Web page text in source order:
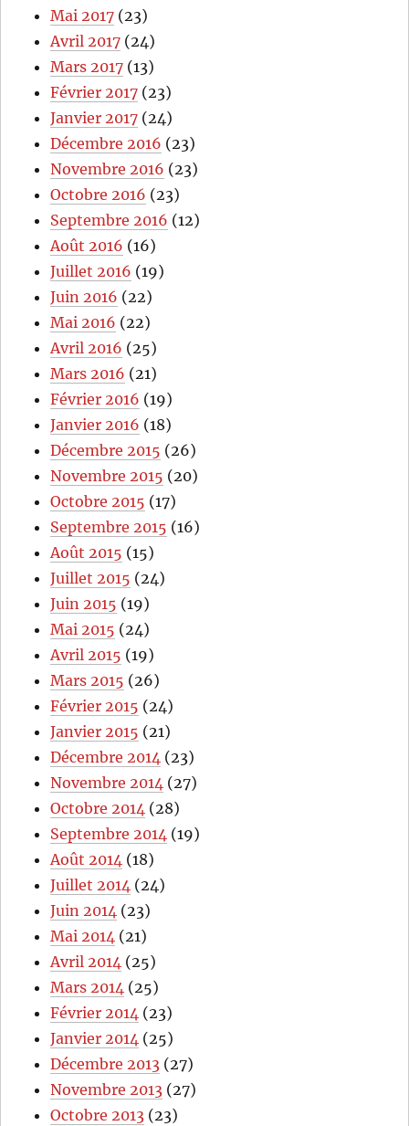
Mai 2017 (23)
Avril 2017 (24)
Mars 2017 (13)
Février 2017 (23)
Janvier 2017 (24)
Décembre 2016 (23)
Novembre 2016 (23)
Octobre 2016 (23)
Septembre 2016 (12)
Août 2016 (16)
Juillet 2016 (19)
Juin 2016 (22)
Mai 2016 (22)
Avril 2016 (25)
Mars 2016 (21)
Février 2016 (19)
Janvier 2016 (18)
Décembre 2015 (26)
Novembre 2015 (20)
Octobre 2015 (17)
Septembre 2015 (16)
Août 2015 (15)
Juillet 2015 (24)
Juin 2015 (19)
Mai 2015 (24)
Avril 2015 (19)
Mars 2015 (26)
Février 2015 (24)
Janvier 2015 (21)
Décembre 2014 (23)
Novembre 2014 (27)
Octobre 2014 (28)
Septembre 2014 (19)
Août 2014 (18)
Juillet 2014 (24)
Juin 2014 (23)
Mai 2014 (21)
Avril 2014 (25)
Mars 2014 (25)
Février 2014 (23)
Janvier 2014 (25)
Décembre 2013 (27)
Novembre 2013 (27)
Octobre 2013 (23)